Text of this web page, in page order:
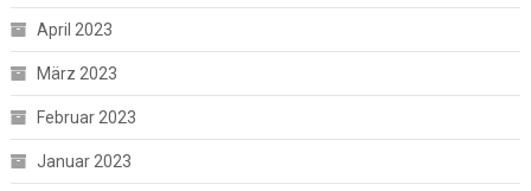
April 2023
März 2023
Februar 2023
Januar 2023